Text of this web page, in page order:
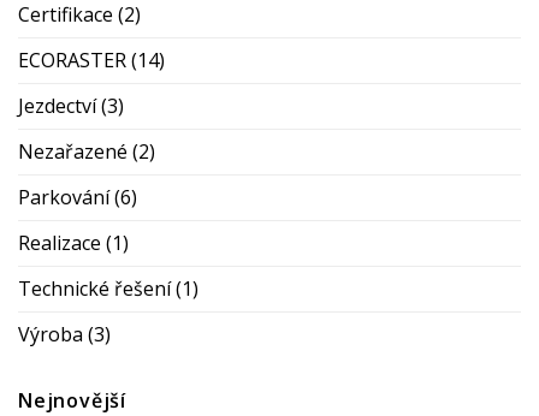
Certifikace (2)
ECORASTER(14)
Jezdectví(3)
Nezařazené (2)
Parkování(6)
Realizace (1)
Technické řešení(1)
Výroba (3)
Nejnovější